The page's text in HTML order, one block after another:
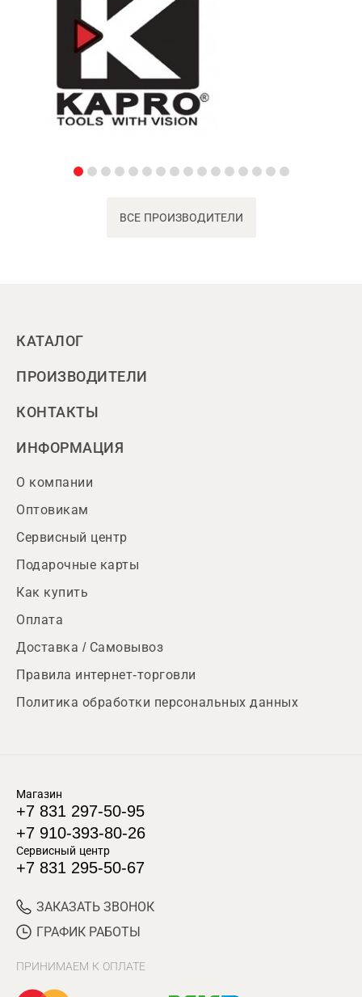
ВСЕ ПРОИЗВОДИТЕЛИ
КАТАЛОГ
ПРОИЗВОДИТЕЛИ
КОНТАКТЫ
ИНФОРМАЦИЯ
О компании
Оптовикам
Сервисный центр
Подарочные карты
Как купить
Оплата
Доставка / Самовывоз
Правила интернет-торговли
Политика обработки персональных данных
Магазин
+7 831 297-50-95
+7 910-393-80-26
Сервисный центр
+7 831 295-50-67
ЗАКАЗАТЬ ЗВОНОК
ГРАФИК РАБОТЫ
ПРИНИМАЕМ К ОПЛАТЕ